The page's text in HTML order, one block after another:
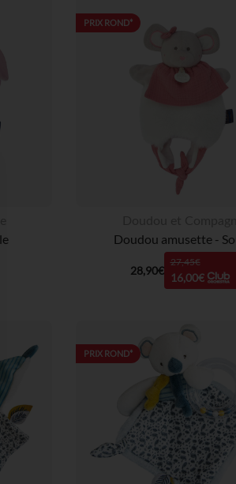
de confidentialité, en
PRIX ROND*
Doudou amusette -
28,90€
27,45€
16,00€
PRIX ROND*